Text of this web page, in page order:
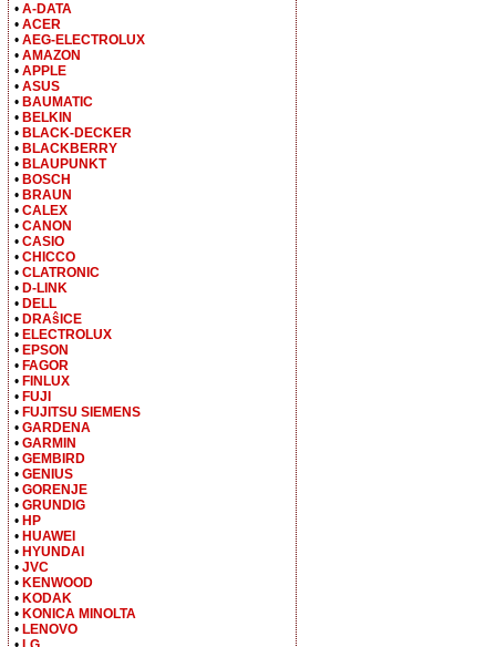
• A-DATA
• ACER
• AEG-ELECTROLUX
• AMAZON
• APPLE
• ASUS
• BAUMATIC
• BELKIN
• BLACK-DECKER
• BLACKBERRY
• BLAUPUNKT
• BOSCH
• BRAUN
• CALEX
• CANON
• CASIO
• CHICCO
• CLATRONIC
• D-LINK
• DELL
• DRAŝICE
• ELECTROLUX
• EPSON
• FAGOR
• FINLUX
• FUJI
• FUJITSU SIEMENS
• GARDENA
• GARMIN
• GEMBIRD
• GENIUS
• GORENJE
• GRUNDIG
• HP
• HUAWEI
• HYUNDAI
• JVC
• KENWOOD
• KODAK
• KONICA MINOLTA
• LENOVO